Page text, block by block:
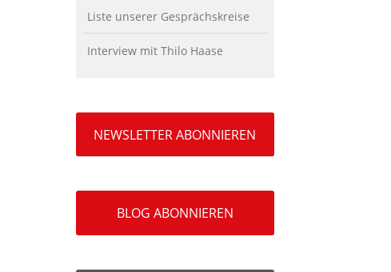
Liste unserer Gesprächskreise
Interview mit Thilo Haase
NEWSLETTER ABONNIEREN
BLOG ABONNIEREN